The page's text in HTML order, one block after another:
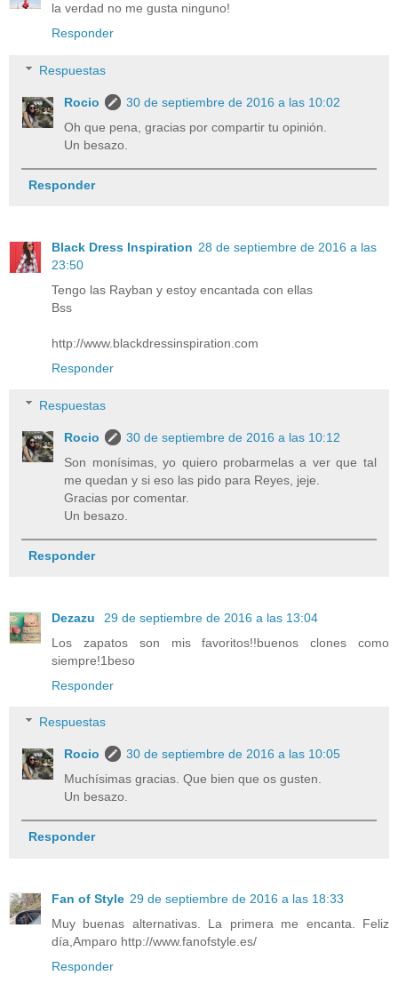
la verdad no me gusta ninguno!
Responder
Respuestas
Rocio
30 de septiembre de 2016 a las 10:02
Oh que pena, gracias por compartir tu opinión.
Un besazo.
Responder
Black Dress Inspiration 28 de septiembre de 2016 a las
23:50
Tengo las Rayban y estoy encantada con ellas
Bss
http://www.blackdressinspiration.com
Responder
Respuestas
Rocio
30 de septiembre de 2016 a las 10:12
Son monísimas, yo quiero probarmelas a ver que tal
me quedan y si eso las pido para Reyes, jeje.
Gracias por comentar.
Un besazo.
Responder
Dezazu
29 de septiembre de 2016 a las 13:04
Los zapatos son mis favoritos!!buenos clones como
siempre!1beso
Responder
Respuestas
Rocio
30 de septiembre de 2016 a las 10:05
Muchísimas gracias. Que bien que os gusten.
Un besazo.
Responder
Fan of Style 29 de septiembre de 2016 a las 18:33
Muy buenas alternativas. La primera me encanta. Feliz
día,Amparo http://www.fanofstyle.es/
Responder